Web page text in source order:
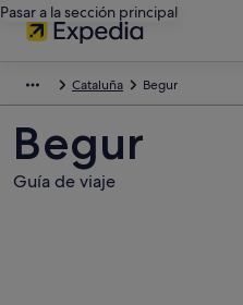
Pasar a la sección principal
Cataluña Begur
Begur
Guía de viaje